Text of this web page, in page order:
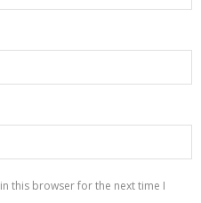
this browser for the next time I